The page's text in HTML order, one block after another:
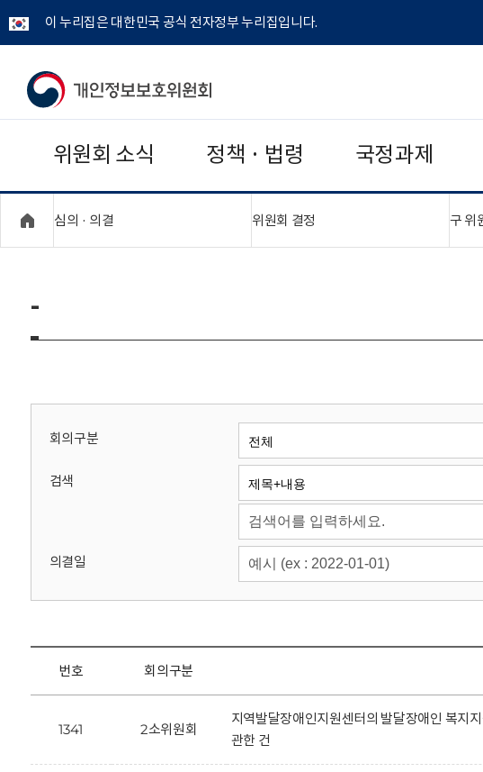
이 누리집은 대한민국 공식 전자정부 누리집입니다.
개
보
보
위
회
위원회 소식 정책 · 법령 국정과제
심의 · 의결 위원회 결정 구 위
-
회의구분
검색
의결일
번호 회의구분
1341 2소위원회
지역발달장애인지원센터의 발달장애인 복지
관한 건